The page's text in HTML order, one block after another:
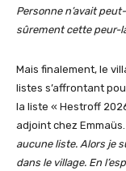
Personne n’avait
sûrement cette peur-
Mais finalement, le
listes s’affrontant
la liste « Hestroff
adjoint chez Emmaüs.
aucune liste. Alors je
dans le village. En